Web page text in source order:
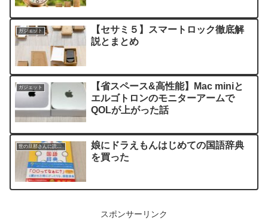
ガジェット
【セサミ５】スマートロック徹底解
説とまとめ
ガジェット
【省スペース&高性能】Mac miniと
エルゴトロンのモニターアームで
QOLが上がった話
世の旦那さんに読んでほしい記事
娘にドラえもんはじめての国語辞典
を買った
スポンサーリンク